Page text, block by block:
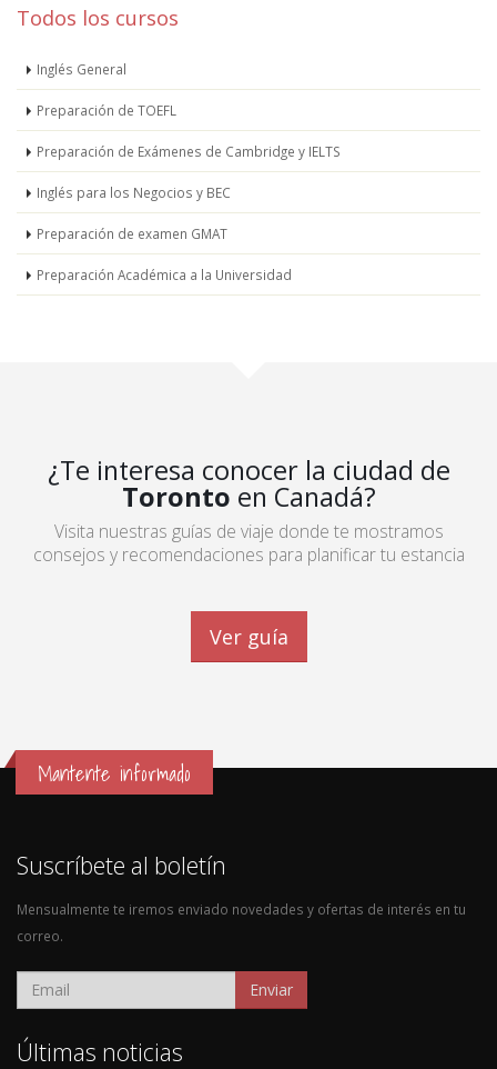
Todos los cursos
Inglés General
Preparación de TOEFL
Preparación de Exámenes de Cambridge y IELTS
Inglés para los Negocios y BEC
Preparación de examen GMAT
Preparación Académica a la Universidad
¿Te interesa conocer la ciudad de
Toronto en Canadá?
Visita nuestras guías de viaje donde te mostramos
consejos y recomendaciones para planificar tu estancia
Ver guía
Mantente informado
Suscríbete al boletín
Mensualmente te iremos enviado novedades y ofertas de interés en tu
correo.
Enviar
Últimas noticias